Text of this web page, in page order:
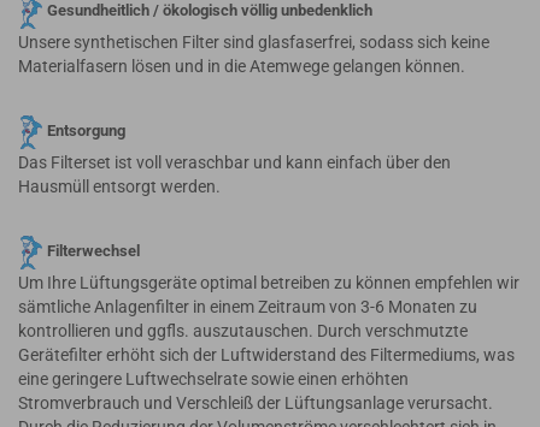
Gesundheitlich / ökologisch völlig unbedenklich
Unsere synthetischen Filter sind glasfaserfrei, sodass sich keine
Materialfasern lösen und in die Atemwege gelangen können.
Entsorgung
Das Filterset ist voll veraschbar und kann einfach über den
Hausmüll entsorgt werden.
Filterwechsel
Um Ihre Lüftungsgeräte optimal betreiben zu können empfehlen wir
sämtliche Anlagenfilter in einem Zeitraum von 3-6 Monaten zu
kontrollieren und ggfls. auszutauschen. Durch verschmutzte
Gerätefilter erhöht sich der Luftwiderstand des Filtermediums, was
eine geringere Luftwechselrate sowie einen erhöhten
Stromverbrauch und Verschleiß der Lüftungsanlage verursacht.